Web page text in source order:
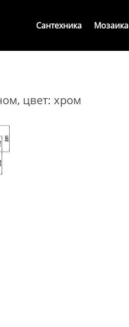
Сантехника Мозаика
цвет: хром